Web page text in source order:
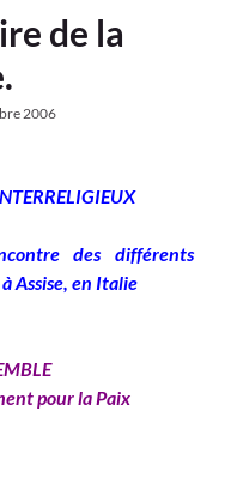
de la
2006
des différents
Assise, en Italie
pour la Paix